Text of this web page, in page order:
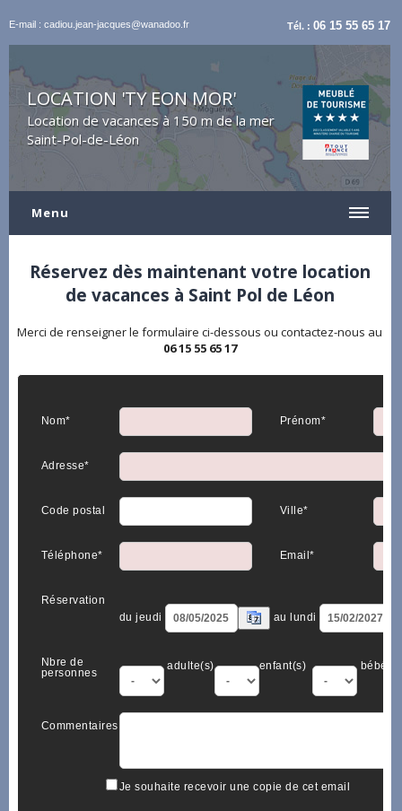
E-mail : cadiou.jean-jacques@wanadoo.fr Tél. :06 15 55 65 17
LOCATION 'TY EON MOR'
Location de vacances à 150 m de la mer
Saint-Pol-de-Léon
Menu
Réservez dès maintenant votre location
de vacances à Saint Pol de Léon
Merci de renseigner le formulaire ci-dessous ou contactez-nous au
06 15 55 65 17
Nom* Prénom*
Adresse*
Code postal Ville*
Téléphone* Email*
Réservation
du jeudi
au lundi
Nbre de
personnes
adulte(s) enfant(s) bébé(s)
Commentaires
Je souhaite recevoir une copie de cet email